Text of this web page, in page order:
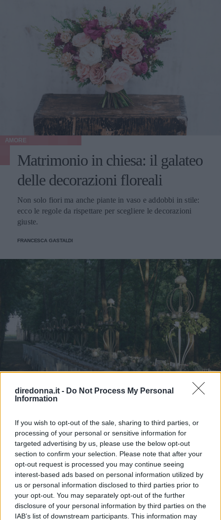
diredonna.it - Do Not Process My Personal
Information
If you wish to opt-out of the sale, sharing to third parties, or
processing of your personal or sensitive information for
targeted advertising by us, please use the below opt-out
section to confirm your selection. Please note that after your
opt-out request is processed you may continue seeing
interest-based ads based on personal information utilized by
us or personal information disclosed to third parties prior to
your opt-out. You may separately opt-out of the further
disclosure of your personal information by third parties on the
IAB’s list of downstream participants. This information may
AMORE
Matrimonio in chiesa: il galateo
delle decorazioni floreali
Non solo fiori ma anche piante in vaso e addobbi in stile:
ecco le regole da rispettare per scegliere le decorazioni
giuste.
FRANCESCA GASTALDI
Matrimonio nel bosco: 5
location d'atmosfera
Sposarsi nella natura, tra alberi secolari e profumo di fiori?
Basta solo scegliere il posto giusto.
FRANCESCA GASTALDI